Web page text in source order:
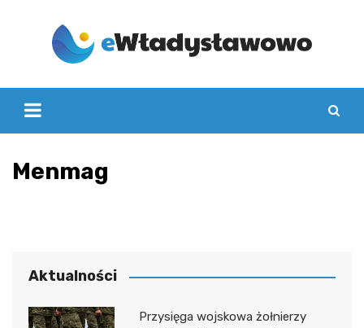
Menmag
Aktualności
Przysięga wojskowa żołnierzy